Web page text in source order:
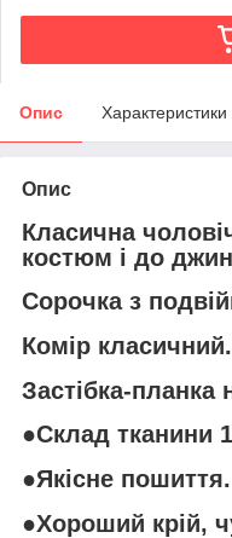
Опис Характеристики
Опис
Класична
костюм і до
Сорочка з
Комір класичний.
Застібка-планка
●Склад тканини
●Якісне пошиття.
●Хороший крій,